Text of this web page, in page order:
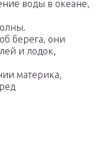
воды в океане,
берега, они
и лодок,
материка,